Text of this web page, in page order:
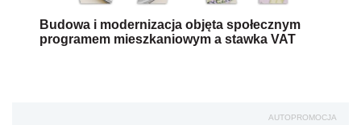
Budowa i modernizacja objęta społecznym
programem mieszkaniowym a stawka VAT
AUTOPROMOCJA